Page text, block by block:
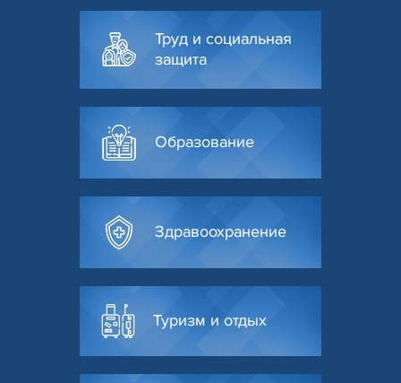
Труд и социальная
защита
Образование
Здравоохранение
Туризм и отдых